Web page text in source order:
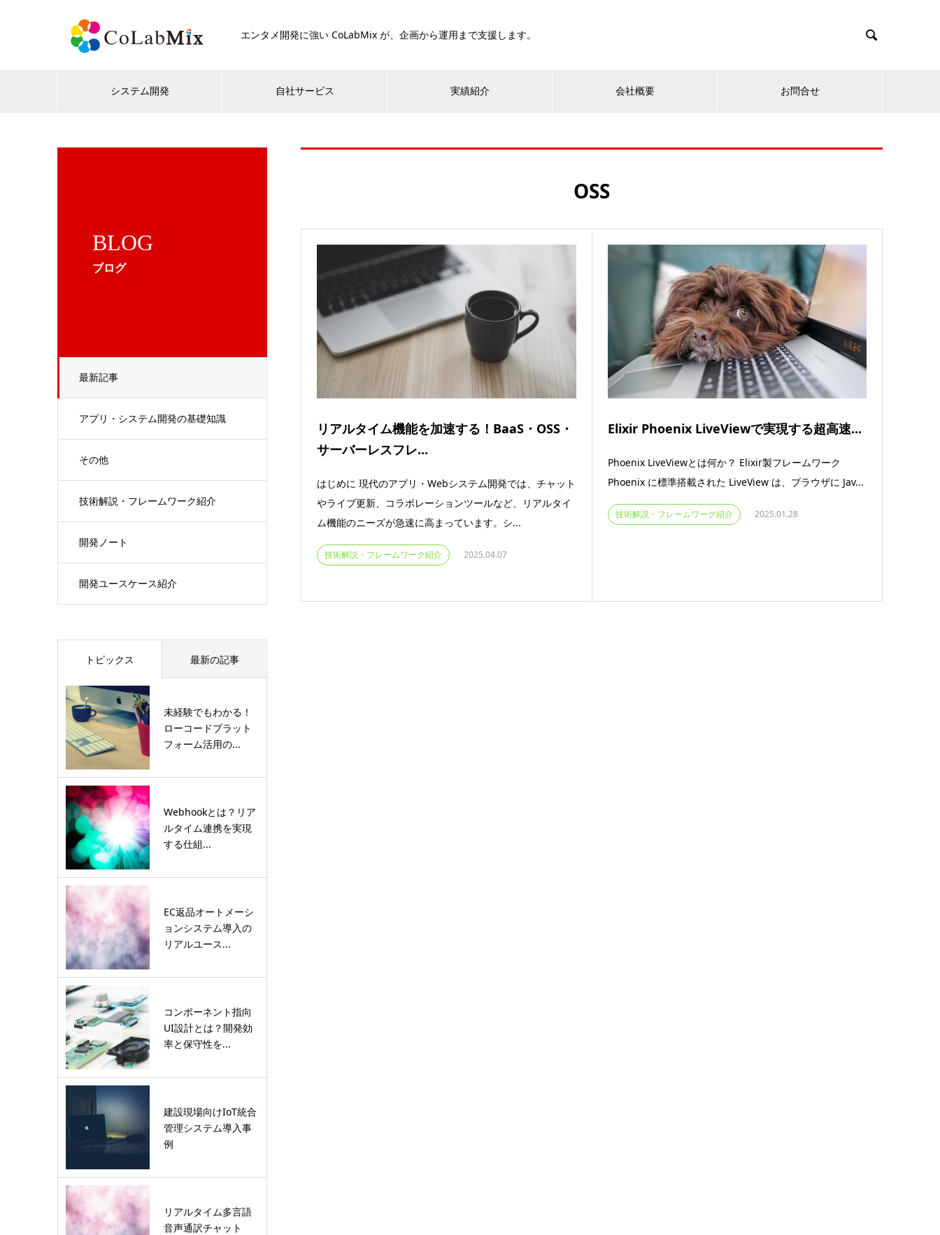
エンタメ開発に強い CoLabMix が、企画から運用まで支援します。 
システム開発 自社サービス 実績紹介 会社概要 お問合せ
BLOG
ブログ
最新記事
アプリ・システム開発の基礎知識
その他
技術解説・フレームワーク紹介
開発ノート
開発ユースケース紹介
OSS
リアルタイム機能を加速する！BaaS・OSS・
サーバーレスフレ...
はじめに 現代のアプリ・Webシステム開発では、チャット
やライブ更新、コラボレーションツールなど、リアルタイ
ム機能のニーズが急速に高まっています。シ...
技術解説・フレームワーク紹介 2025.04.07
Elixir Phoenix LiveViewで実現する超高速...
Phoenix LiveViewとは何か？ Elixir製フレームワーク
Phoenix に標準搭載された LiveView は、ブラウザに Jav...
技術解説・フレームワーク紹介 2025.01.28
トピックス 最新の記事
未経験でもわかる！
ローコードプラット
フォーム活用の...
Webhookとは？リア
ルタイム連携を実現
する仕組...
EC返品オートメーシ
ョンシステム導入の
リアルユース...
コンポーネント指向
UI設計とは？開発効
率と保守性を...
建設現場向けIoT統合
管理システム導入事
例
リアルタイム多言語
音声通訳チャット